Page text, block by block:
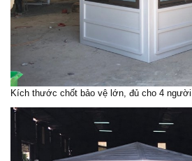
Kích thước chốt bảo vệ lớn, đủ cho 4